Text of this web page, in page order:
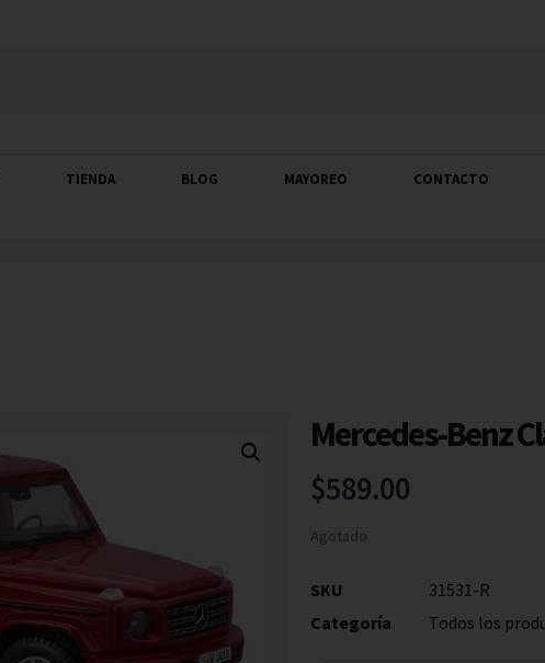
TIENDA BLOG MAYOREO CONTACTO
Mercedes-Benz
$589.00
Agotado
SKU
31531-R
Categoría
Todos los